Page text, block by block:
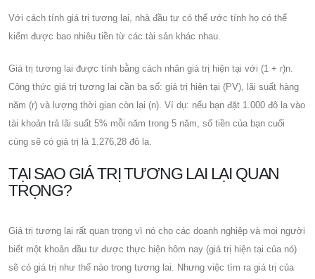
Với cách tính giá trị tương lai, nhà đầu tư có thể ước tính họ có thể
kiếm được bao nhiêu tiền từ các tài sản khác nhau.
Giá trị tương lai được tính bằng cách nhân giá trị hiện tại với (1 + r)n.
Công thức giá trị tương lai cần ba số: giá trị hiện tại (PV), lãi suất hàng
năm (r) và lượng thời gian còn lại (n). Ví dụ: nếu bạn đặt 1.000 đô la vào
tài khoản trả lãi suất 5% mỗi năm trong 5 năm, số tiền của bạn cuối
cùng sẽ có giá trị là 1.276,28 đô la.
TẠI SAO GIÁ TRỊ TƯƠNG LAI LẠI QUAN
TRỌNG?
Giá trị tương lai rất quan trọng vì nó cho các doanh nghiệp và mọi người
biết một khoản đầu tư được thực hiện hôm nay (giá trị hiện tại của nó)
sẽ có giá trị như thế nào trong tương lai. Nhưng việc tìm ra giá trị của